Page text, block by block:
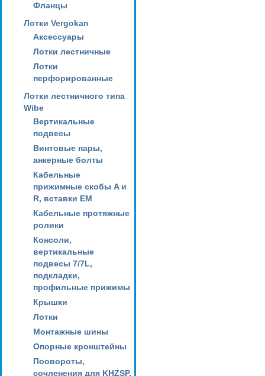
Фланцы
Лотки Vergokan
Аксессуары
Лотки лестничные
Лотки
перфорированные
Лотки лестничного типа
Wibe
Вертикальные
подвесы
Винтовые пары,
анкерные болты
Кабельные
прижимные скобы A и
R, вставки EM
Кабельные протяжные
ролики
Консоли,
вертикальные
подвесы 7/7L,
подкладки,
профильные прижимы
Крышки
Лотки
Монтажные шины
Опорные кронштейны
Поовороты,
сочленения для KHZSP,